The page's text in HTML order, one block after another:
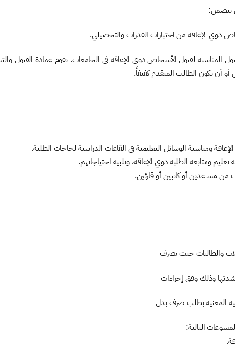
ذوي الإعاقة من اختبارات القدرات والتحصيلي.
المناسبة لقبول الأشخاص ذوي الإعاقة في الجامعات. تقوم عمادة القبول
أو أن يكون الطالب المتقدم كفيفاً.
والطالبات حيث يصرف
وذلك وفق إجراءات
المعنية بطلب صرف بدل
التالية: